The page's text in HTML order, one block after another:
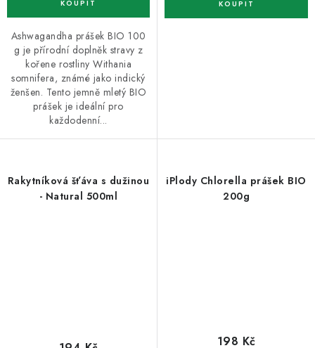
Ashwagandha prášek BIO 100
g je přírodní doplněk stravy z
kořene rostliny Withania
somnifera, známé jako indický
ženšen. Tento jemně mletý BIO
prášek je ideální pro
každodenní...
Rakytníková šťáva s dužinou
- Natural 500ml
iPlody Chlorella prášek BIO
200g
198 Kč